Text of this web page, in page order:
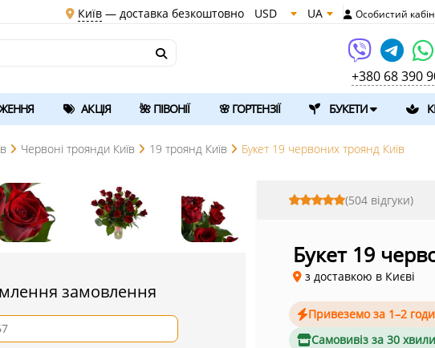
Київ— доставка безкоштовно USD UA Особистий
+380 68 390
АКЦІЯ 🌺 ПІВОНІЇ 🌸 ГОРТЕНЗІЇ БУКЕТИ
Червоні троянди Київ 19 троянд Київ Букет 19 червоних троянд Київ
замовлення
(504 відгуки)
Букет 19
з доставкою в Києві
Привеземо за 1–2
Самовивіз за 30